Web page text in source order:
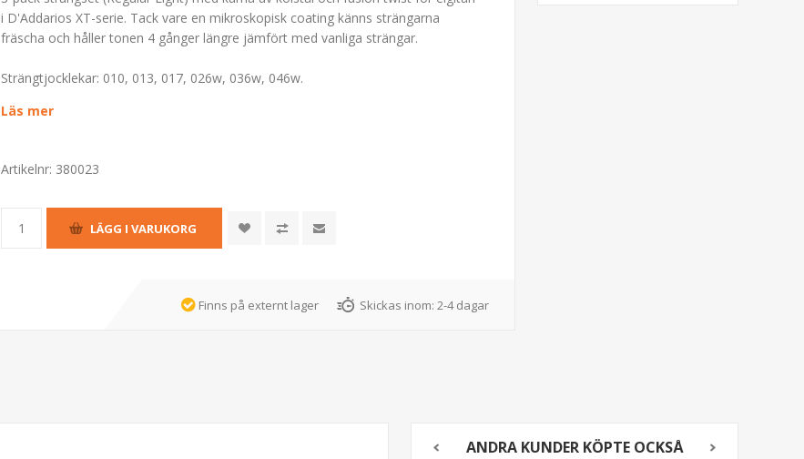
i D'Addarios XT-serie. Tack vare en mikroskopisk coating känns strängarna
fräscha och håller tonen 4 gånger längre jämfört med vanliga strängar.
Strängtjocklekar: 010, 013, 017, 026w, 036w, 046w.
Läs mer
Artikelnr: 380023
Finns på externt lager Skickas inom: 2-4 dagar
ANDRA KUNDER KÖPTE OCKSÅ